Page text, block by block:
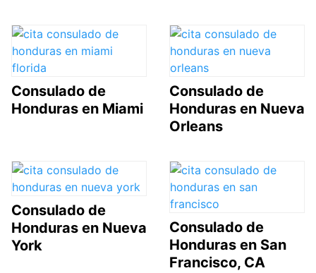
Consulado de
Honduras en Miami
Consulado de
Honduras en Nueva
Orleans
Consulado de
Honduras en Nueva
York
Consulado de
Honduras en San
Francisco, CA